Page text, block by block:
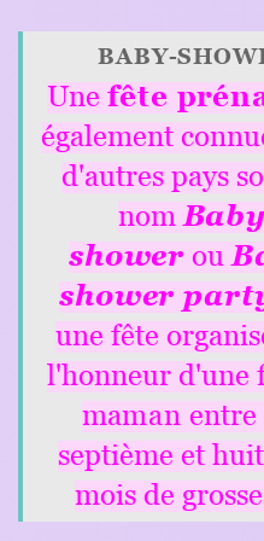
SHOWER
prénatale,
connue dans
pays sous le
Baby
ouBaby
party, est
organisée en
d'une future
entre ses
et huitième
grossesse.